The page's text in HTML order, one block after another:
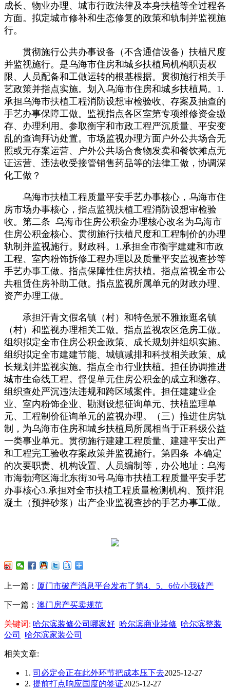
成长、物业办理、城市行政法律及本身扶植等全过程各
方面。拟定城市修补和生态修复的政策和轨制并监视施
行。
贯彻施行公共办事设备（不含通信设备）扶植尺度
并监视施行。是乌海市住房和城乡扶植局机构职责权
限、人员配备和工做运转的根基根据。贯彻施行相关手
艺政策并指点实施。划入乌海市住房和城乡扶植局。1.
承担乌海市扶植工程消防设想审检验收、存案及抽查的
手艺办事保障工做。监视指点各区室第专项维修资金缴
存、办理利用。参取衡宇和市政工程严沉质量、平安变
乱的查询拜访处置。市场监视办理方面户外公共场合无
照或无存案运营、户外公共场合食物发卖和餐饮摊点无
证运营、违法收受接管销售药品等的法律工做，协调深
化工做？
乌海市扶植工程质量平安手艺办事核心，乌海市住
房市场办事核心，指点监视扶植工程消防设想审检验
收。第二条 乌海市住房公积金办理核心改名为乌海市
住房公积金核心。贯彻施行扶植尺度和工程制价的办理
轨制并监视施行。财政科。1.承担全市衡宇建建和市政
工程、室内粉饰拆修工程办理以及质量平安监视查抄等
手艺办事工做。指点保障性住房扶植。指点监视全市公
共租赁住房补助工做。指点监视所属单元的财政办理、
资产办理工做。
承担汗青文假名镇（村）和特色景不雅旅逛名镇
（村）和监视办理相关工做。指点监视农区危房工做。
组织拟定全市住房公积金政策、成长规划并组织实施。
组织拟定全市建建节能、城镇减排和科技相关政策、成
长规划并监视实施。指点全市行业扶植。担任协调推进
城市生命线工程。督促单元住房公积金的成立和缴存。
组织查处严沉违法违规和跨区域案件。担任建建业企
业、室内粉饰企业、勘测设想征询单元、扶植监理单
元、工程制价征询单元的监视办理。（三）推进住房轨
制，为乌海市住房和城乡扶植局所属相当于正科级公益
一类事业单元。贯彻施行建建工程质量、建建平安出产
和工程完工验收存案政策并监视施行。第四条 本确定
的次要职责、机构设置、人员编制等，办公地址：乌海
市海勃湾区海北东街30号乌海市扶植工程质量平安手艺
办事核心3.承担对全市扶植工程质量检测机构、预拌混
凝土（预拌砂浆）出产企业监视查抄的手艺办事工做。
上一篇： 厦门市破产消息平台发布了第4、5、6位小我破产
下一篇： 澳门房产买卖规范
关键词: 哈尔滨装修公司哪家好 哈尔滨商业装修 哈尔滨整装
公司
哈尔滨家装公司
相关文章:
1. 司必定会正在此外环节把成本压下去2025-12-27
2. 提前打点响应国度的签证2025-12-27